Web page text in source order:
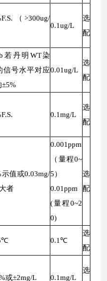
（>300ug/
0.1ug/L
选
配
若丹明WT染
信号水平对应
±5%
0.01ug/L
选
配
0.1mg/L
选
配
示值或0.03mg/
者
0.001ppm
（量程0~
5）
0.01ppm
(量程0~2
0)
选
配
0.1℃
选
配
或±2mg/L 0.1mg/L
选